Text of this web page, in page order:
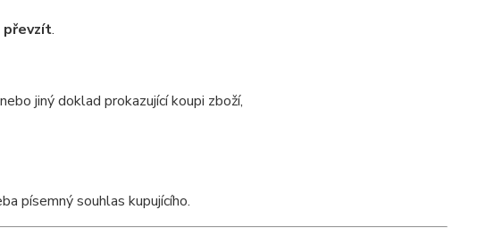
převzít.
jiný doklad prokazující koupi zboží,
písemný souhlas kupujícího.